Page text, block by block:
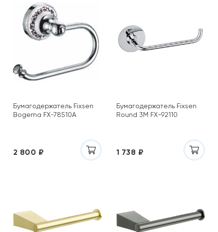
Бумагодержатель Fixsen
Bogema FX-78510A
2 800 ₽
Бумагодержатель Fixsen
Round 3М FX-92110
1 738 ₽